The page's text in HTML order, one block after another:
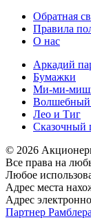
Обратная
Правила
О нас
Аркадий
Бумажки
Ми-ми-
Волшебный
Лео и Тиг
Сказочный
© 2026
Все права на
Любое
Адрес места
Адрес
Партнер